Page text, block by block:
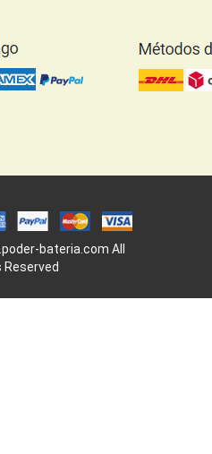
bateria.com All
Reserved